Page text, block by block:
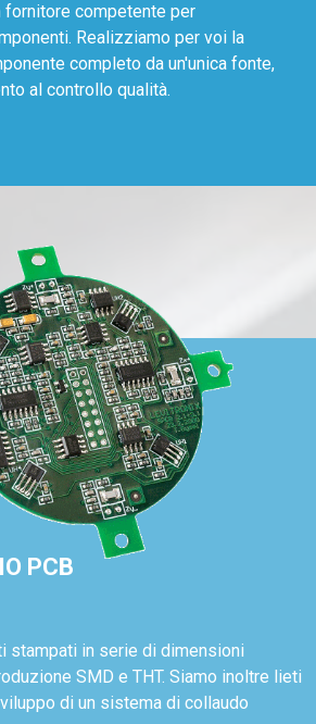
fornitore competente per
Realizziamo per voi la
completo da un'unica fonte,
al controllo qualità.
PCB
stampati in serie di dimensioni
SMD e THT. Siamo inoltre lieti
di un sistema di collaudo